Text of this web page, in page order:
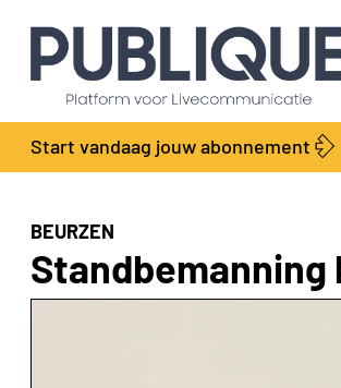
Start vandaag jouw abonnement
BEURZEN